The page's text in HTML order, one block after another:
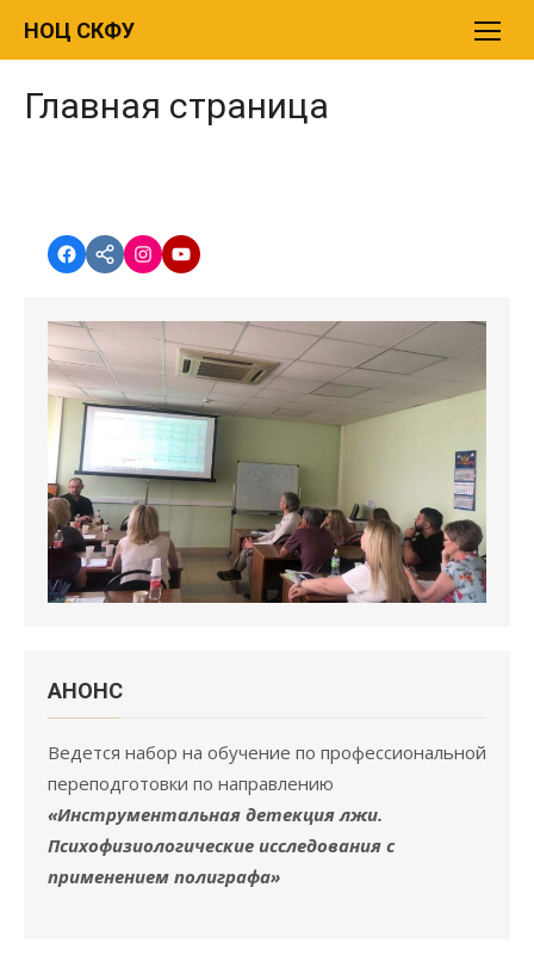
НОЦ СКФУ
Главная страница
Facebook
vk.cominstagram.com
YouTube
АНОНC
Ведется набор на обучение по профессиональной
переподготовки по направлению
«Инструментальная детекция лжи.
Психофизиологические исследования с
применением полиграфа»